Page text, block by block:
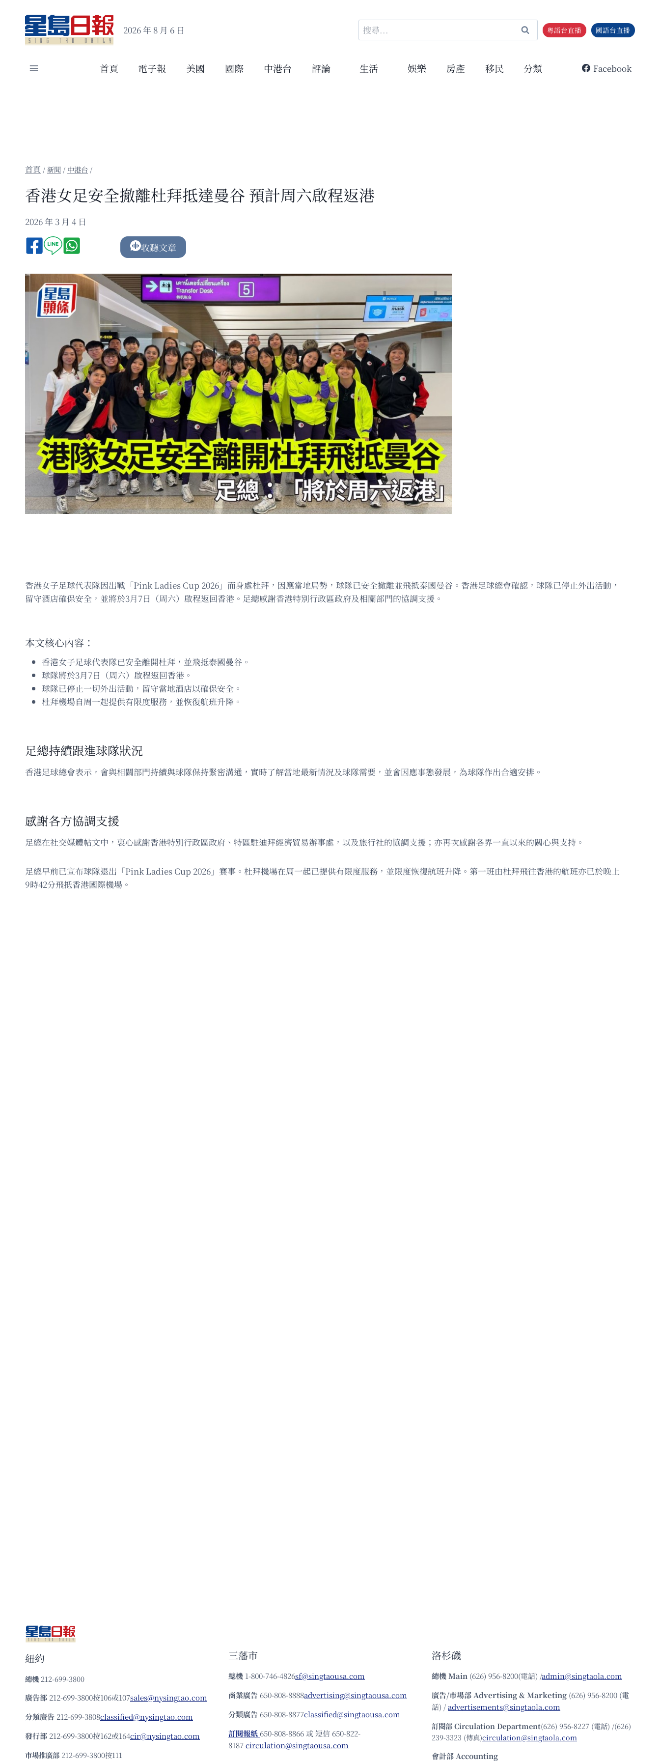
content
2026 年 8 月 6 日
搜
尋
鍵
粵語台直播 國語台直播
首頁 電子報 美國 國際 中港台 評論 生活 娛樂 房產 移民 分類 Facebook
/新聞 / 中港台 /
香港女足安全撤離杜拜抵達曼谷 預計周六啟程返港
2026 年 3 月 4 日
收聽文章
香港女子足球代表隊因出戰「Pink Ladies Cup 2026」而身處杜拜，因應當地局勢，球隊已安全撤離並飛抵泰國曼谷。香港足球總會確認，球隊已停止外出活動，
留守酒店確保安全，並將於3月7日（周六）啟程返回香港。足總感謝香港特別行政區政府及相關部門的協調支援。
本文核心內容：
香港女子足球代表隊已安全離開杜拜，並飛抵泰國曼谷。
球隊將於3月7日（周六）啟程返回香港。
球隊已停止一切外出活動，留守當地酒店以確保安全。
杜拜機場自周一起提供有限度服務，並恢復航班升降。
足總持續跟進球隊狀況
香港足球總會表示，會與相關部門持續與球隊保持緊密溝通，實時了解當地最新情況及球隊需要，並會因應事態發展，為球隊作出合適安排。
感謝各方協調支援
足總在社交媒體帖文中，衷心感謝香港特別行政區政府、特區駐迪拜經濟貿易辦事處，以及旅行社的協調支援；亦再次感謝各界一直以來的關心與支持。
足總早前已宣布球隊退出「Pink Ladies Cup 2026」賽事。杜拜機場在周一起已提供有限度服務，並限度恢復航班升降。第一班由杜拜飛往香港的航班亦已於晚上
9時42分飛抵香港國際機場。
紐約
總機 212-699-3800
廣告部 212-699-3800按106或107sales@nysingtao.com
分類廣告 212-699-3808classified@nysingtao.com
發⾏部 212-699-3800按162或164cir@nysingtao.com
市場推廣部 212-699-3800按111
三藩市
總機 1-800-746-4826sf@singtaousa.com
商業廣告 650-808-8888advertising@singtaousa.com
分類廣告 650-808-8877classified@singtaousa.com
訂閱報紙 650-808-8866 或 短信 650-822-
8187circulation@singtaousa.com
洛杉磯
總機Main (626) 956-8200(電話) /admin@singtaola.com
廣告/市場部Advertising & Marketing (626) 956-8200 (電
話) /advertisements@singtaola.com
訂閱部 Circulation Department(626) 956-8227 (電話) /(626)
239-3323 (傳真)circulation@singtaola.com
會計部 Accounting